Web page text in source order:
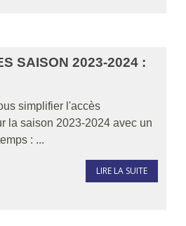
SAISON 2023-2024 :
simplifier l'accès
la saison 2023-2024 avec un
: ...
LIRE LA SUITE